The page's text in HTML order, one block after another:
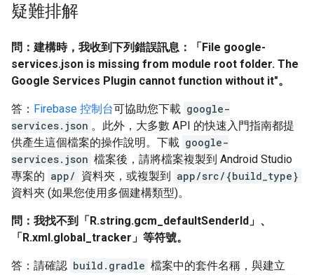
疑難排解
問：建構時，我收到下列錯誤訊息：「File google-
services.json is missing from module root folder. The
Google Services Plugin cannot function without it"。
答： Firebase 控制台可協助您下載 google-
services.json 。此外，大多數 API 的快速入門指南都提
供產生這個檔案的操作說明。下載 google-
services.json 檔案後，請將檔案複製到 Android Studio
專案的 app/ 資料夾，或複製到 app/src/{build_type}
資料夾 (如果您使用多個建構類型)。
問：我找不到「R.string.gcm_defaultSenderId」、
「R.xml.global_tracker」等符號。
答：請確認 build.gradle 檔案中的套件名稱，與建立